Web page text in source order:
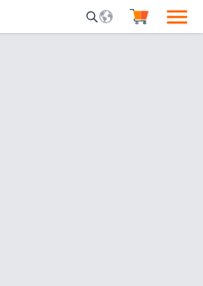
Mobile Search